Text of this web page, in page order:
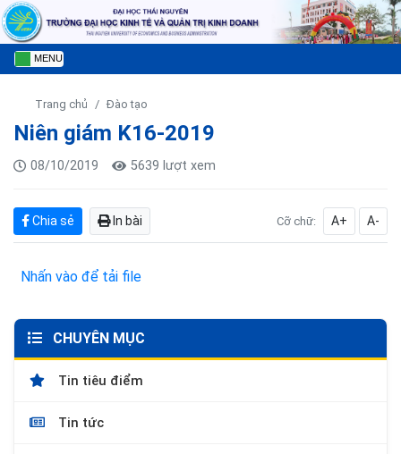
MENU
Trang chủ Đào tạo
Niên giám K16-2019
08/10/2019 5639 lượt xem
Chia sẻ In bài Cỡ chữ: A+ A-
Nhấn vào để tải file
CHUYÊN MỤC
Tin tiêu điểm
Tin tức